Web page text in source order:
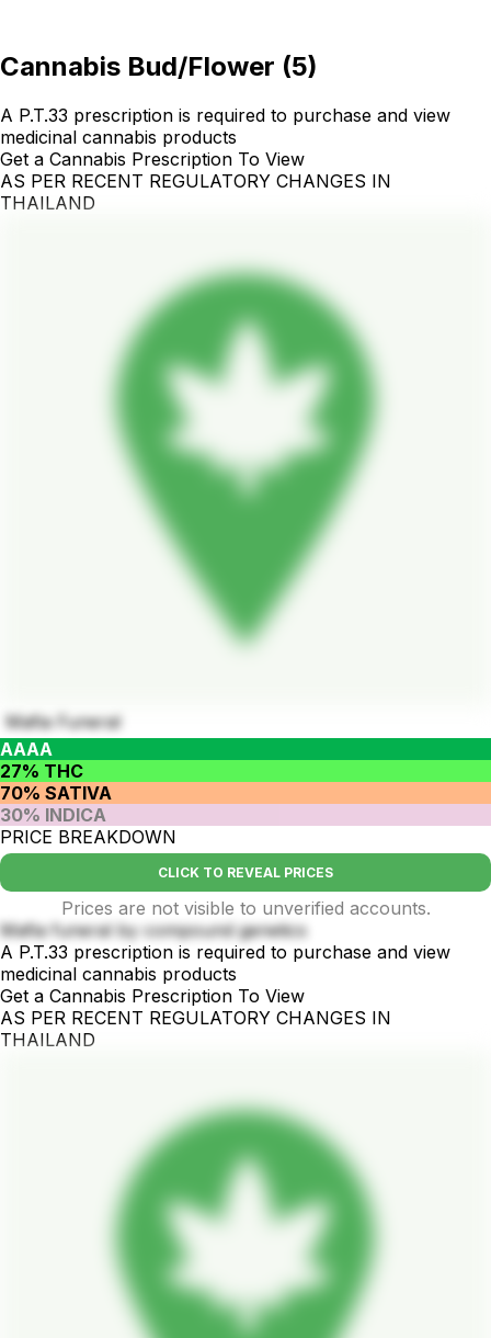
Cannabis Bud/Flower (5)
A P.T.33 prescription is required to purchase and view
medicinal cannabis products
Get a Cannabis Prescription To View
AS PER RECENT REGULATORY CHANGES IN
THAILAND
Mafia Funeral
AAAA
27% THC
70% SATIVA
30% INDICA
PRICE BREAKDOWN
CLICK TO REVEAL PRICES
Prices are not visible to unverified accounts.
Mafia funeral by compound genetics
A P.T.33 prescription is required to purchase and view
medicinal cannabis products
Get a Cannabis Prescription To View
AS PER RECENT REGULATORY CHANGES IN
THAILAND